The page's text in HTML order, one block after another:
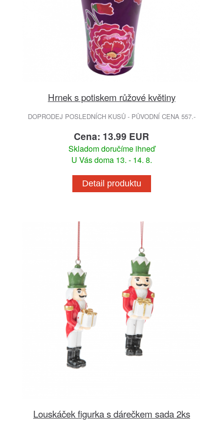
Hrnek s potiskem růžové květiny
DOPRODEJ POSLEDNÍCH KUSŮ - PŮVODNÍ CENA 557.-
Cena: 13.99 EUR
Skladom doručíme ihneď
U Vás doma 13. - 14. 8.
Detail produktu
Louskáček figurka s dárečkem sada 2ks